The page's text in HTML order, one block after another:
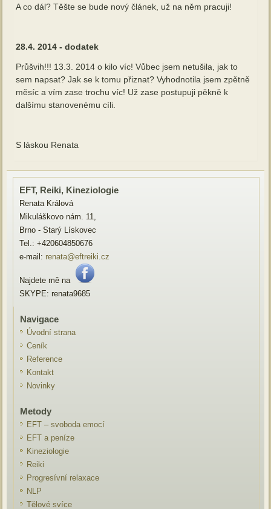
A co dál? Těšte se bude nový článek, už na něm pracuji!
28.4. 2014 - dodatek
Průšvih!!! 13.3. 2014 o kilo víc! Vůbec jsem netušila, jak to
sem napsat? Jak se k tomu přiznat? Vyhodnotila jsem zpětně
měsíc a vím zase trochu víc! Už zase postupuji pěkně k
dalšímu stanovenému cíli.
S láskou Renata
EFT, Reiki, Kineziologie
Renata Králová
Mikuláškovo nám. 11,
Brno - Starý Lískovec
Tel.: +420604850676
e-mail: renata@eftreiki.cz
Najdete mě na
SKYPE: renata9685
Navigace
Úvodní strana
Ceník
Reference
Kontakt
Novinky
Metody
EFT – svoboda emocí
EFT a peníze
Kineziologie
Reiki
Progresívní relaxace
NLP
Tělové svíce